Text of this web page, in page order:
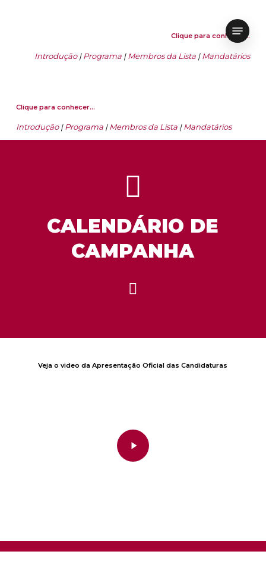
Menu
Clique para conhecer…
Introdução|Programa |Membros da Lista |Mandatários
Clique para conhecer…
Introdução|Programa|Membros da Lista|Mandatários
CALENDÁRIO DE
CAMPANHA
Veja o video da Apresentação Oficial das Candidaturas